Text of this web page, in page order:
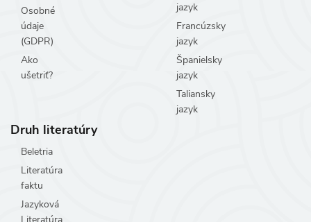
Osobné
údaje
(GDPR)
Ako
ušetriť?
jazyk
Francúzsky
jazyk
Španielsky
jazyk
Taliansky
jazyk
Druh literatúry
Beletria
Literatúra
faktu
Jazyková